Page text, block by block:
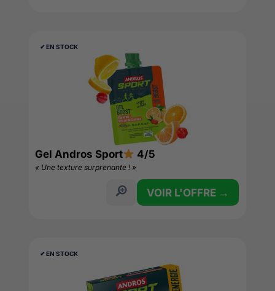
✔︎ EN STOCK
Gel Andros Sport 4/5
« Une texture surprenante ! »
VOIR L'OFFRE →
✔︎ EN STOCK